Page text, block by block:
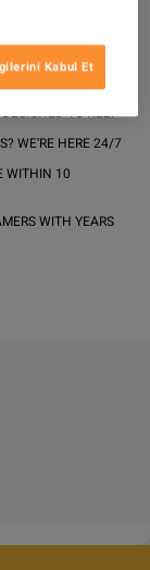
⚡️
WITH YEARS
Kabul Et